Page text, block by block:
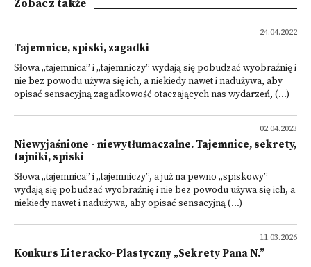
Zobacz także
24.04.2022
Tajemnice, spiski, zagadki
Słowa „tajemnica” i „tajemniczy” wydają się pobudzać wyobraźnię i
nie bez powodu używa się ich, a niekiedy nawet i nadużywa, aby
opisać sensacyjną zagadkowość otaczających nas wydarzeń, (...)
02.04.2023
Niewyjaśnione - niewytłumaczalne. Tajemnice, sekrety,
tajniki, spiski
Słowa „tajemnica” i „tajemniczy”, a już na pewno „spiskowy”
wydają się pobudzać wyobraźnię i nie bez powodu używa się ich, a
niekiedy nawet i nadużywa, aby opisać sensacyjną (...)
11.03.2026
Konkurs Literacko-Plastyczny „Sekrety Pana N.”